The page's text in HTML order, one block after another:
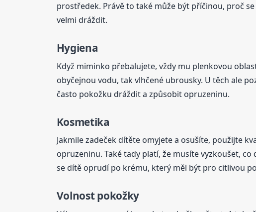
prostředek. Právě to také může být příčinou, proč
velmi dráždit.
Hygiena
Když miminko přebalujete, vždy mu plenkovou
obyčejnou vodu, tak vlhčené ubrousky. U těch ale
často pokožku dráždit a způsobit opruzeninu.
Kosmetika
Jakmile zadeček dítěte omyjete a osušíte, použijte
opruzeninu. Také tady platí, že musíte vyzkoušet,
se dítě oprudí po krému, který měl být pro citlivou
Volnost pokožky